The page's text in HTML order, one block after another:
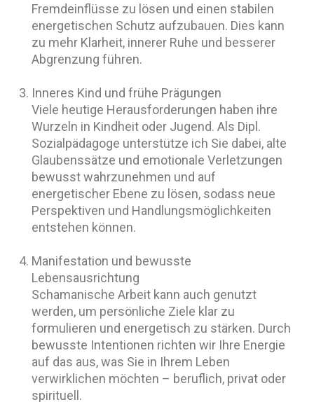
Fremdeinflüsse zu lösen und einen stabilen
energetischen Schutz aufzubauen. Dies kann
zu mehr Klarheit, innerer Ruhe und besserer
Abgrenzung führen.
Inneres Kind und frühe Prägungen
Viele heutige Herausforderungen haben ihre
Wurzeln in Kindheit oder Jugend. Als Dipl.
Sozialpädagoge unterstütze ich Sie dabei, alte
Glaubenssätze und emotionale Verletzungen
bewusst wahrzunehmen und auf
energetischer Ebene zu lösen, sodass neue
Perspektiven und Handlungsmöglichkeiten
entstehen können.
Manifestation und bewusste
Lebensausrichtung
Schamanische Arbeit kann auch genutzt
werden, um persönliche Ziele klar zu
formulieren und energetisch zu stärken. Durch
bewusste Intentionen richten wir Ihre Energie
auf das aus, was Sie in Ihrem Leben
verwirklichen möchten – beruflich, privat oder
spirituell.